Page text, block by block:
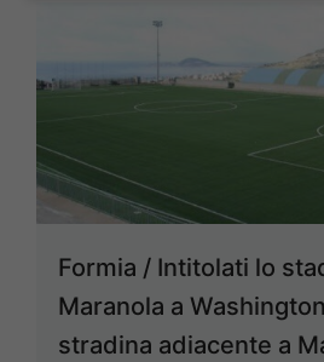
Formia / Intitolati lo
Maranola a
stradina adiacente a